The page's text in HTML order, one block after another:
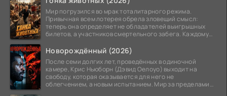
Мир погрузился во мрак тоталитарного режима.
Привычная всем лотерея обрела зловещий смысл:
теперь она определяет не обладателей выигрышных
билетов, а участников смертельного забега. Каждому
Новорождённый (2026)
После семи долгих лет, проведённых в одиночной
камере, Крис Ньюборн (Дэвид Оелоуо) выходит на
свободу, которая оказывается для него не
облегчением, а новым испытанием. Мир за пределами